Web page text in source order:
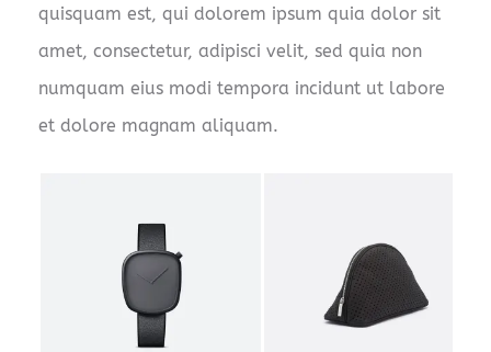
quisquam est, qui dolorem ipsum quia dolor sit
amet, consectetur, adipisci velit, sed quia non
numquam eius modi tempora incidunt ut labore
et dolore magnam aliquam.